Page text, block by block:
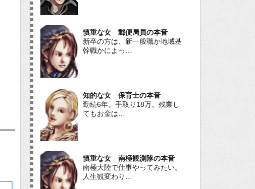
慎重な女 郵便局員の本音
新卒の方は、新一般職か地域基
幹職かによっ…
知的な女 保育士の本音
勤続6年。手取り18万。残業し
てもお金は…
慎重な女 南極観測隊の本音
南極大陸で仕事やってみたい。
人生観変わり…